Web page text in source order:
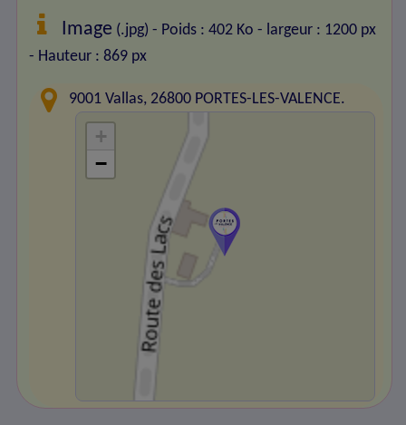
Image (.jpg) - Poids : 402 Ko - largeur : 1200 px
- Hauteur : 869 px
9001 Vallas, 26800 PORTES-LES-VALENCE.
+
−